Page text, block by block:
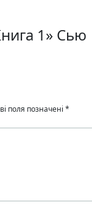
1» Сью
поля позначені *